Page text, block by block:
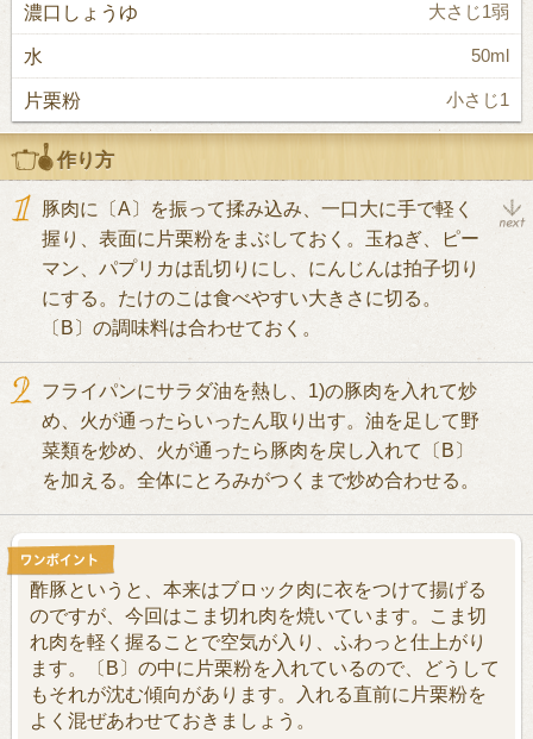
濃口しょうゆ 大さじ1弱
水 50ml
片栗粉 小さじ1
作り方
豚肉に〔A〕を振って揉み込み、一口大に手で軽く
握り、表面に片栗粉をまぶしておく。玉ねぎ、ピー
マン、パプリカは乱切りにし、にんじんは拍子切り
にする。たけのこは食べやすい大きさに切る。
〔B〕の調味料は合わせておく。
フライパンにサラダ油を熱し、1)の豚肉を入れて炒
め、火が通ったらいったん取り出す。油を足して野
菜類を炒め、火が通ったら豚肉を戻し入れて〔B〕
を加える。全体にとろみがつくまで炒め合わせる。
酢豚というと、本来はブロック肉に衣をつけて揚げる
のですが、今回はこま切れ肉を焼いています。こま切
れ肉を軽く握ることで空気が入り、ふわっと仕上がり
ます。〔B〕の中に片栗粉を入れているので、どうして
もそれが沈む傾向があります。入れる直前に片栗粉を
よく混ぜあわせておきましょう。